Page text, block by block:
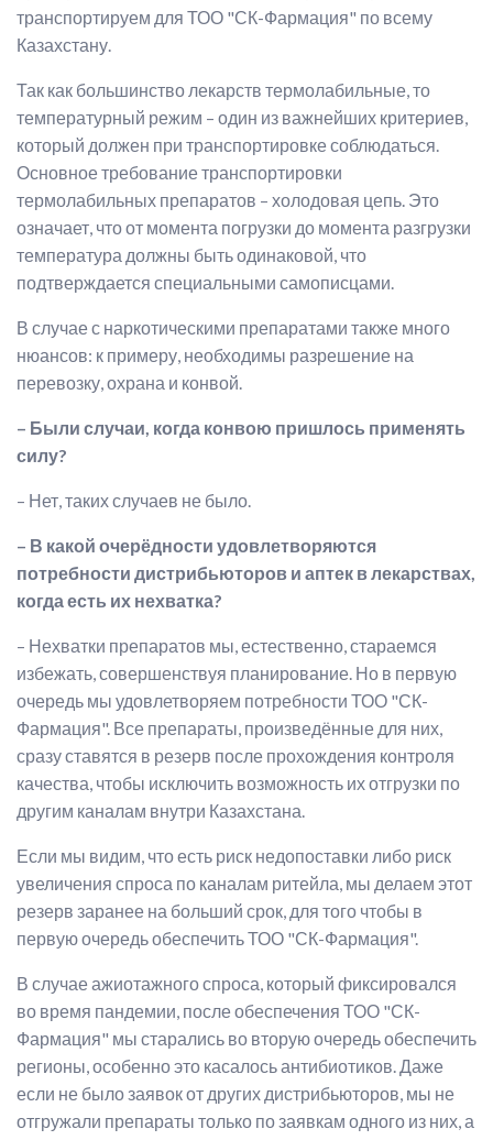
транспортируем для ТОО "СК-Фармация" по всему
Казахстану.
Так как большинство лекарств термолабильные, то
температурный режим – один из важнейших критериев,
который должен при транспортировке соблюдаться.
Основное требование транспортировки
термолабильных препаратов – холодовая цепь. Это
означает, что от момента погрузки до момента разгрузки
температура должны быть одинаковой, что
подтверждается специальными самописцами.
В случае с наркотическими препаратами также много
нюансов: к примеру, необходимы разрешение на
перевозку, охрана и конвой.
– Были случаи, когда конвою пришлось применять
силу?
– Нет, таких случаев не было.
– В какой очерёдности удовлетворяются
потребности дистрибьюторов и аптек в лекарствах,
когда есть их нехватка?
– Нехватки препаратов мы, естественно, стараемся
избежать, совершенствуя планирование. Но в первую
очередь мы удовлетворяем потребности ТОО "СК-
Фармация". Все препараты, произведённые для них,
сразу ставятся в резерв после прохождения контроля
качества, чтобы исключить возможность их отгрузки по
другим каналам внутри Казахстана.
Если мы видим, что есть риск недопоставки либо риск
увеличения спроса по каналам ритейла, мы делаем этот
резерв заранее на больший срок, для того чтобы в
первую очередь обеспечить ТОО "СК-Фармация".
В случае ажиотажного спроса, который фиксировался
во время пандемии, после обеспечения ТОО "СК-
Фармация" мы старались во вторую очередь обеспечить
регионы, особенно это касалось антибиотиков. Даже
если не было заявок от других дистрибьюторов, мы не
отгружали препараты только по заявкам одного из них, а